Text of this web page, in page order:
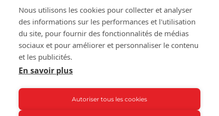
Benimar T495-ES
T495-ES
56 990 €
62 195 €
Nous utilisons les cookies pour collecter et analyser
des informations sur les performances et l'utilisation
du site, pour fournir des fonctionnalités de médias
sociaux et pour améliorer et personnaliser le contenu
et les publicités.
En savoir plus
Autoriser tous les cookies